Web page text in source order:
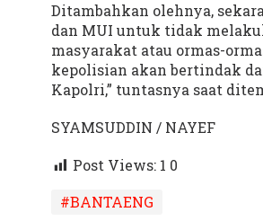
e
r
i
n
t
h
a
p
o
l
Ditambahkan olehnya,
dan MUI untuk tidak
masyarakat atau ormas-
kepolisian akan bertindak
Kapolri,” tuntasnya saat
SYAMSUDDIN / NAYEF
Post Views: 1 0
#BANTAENG